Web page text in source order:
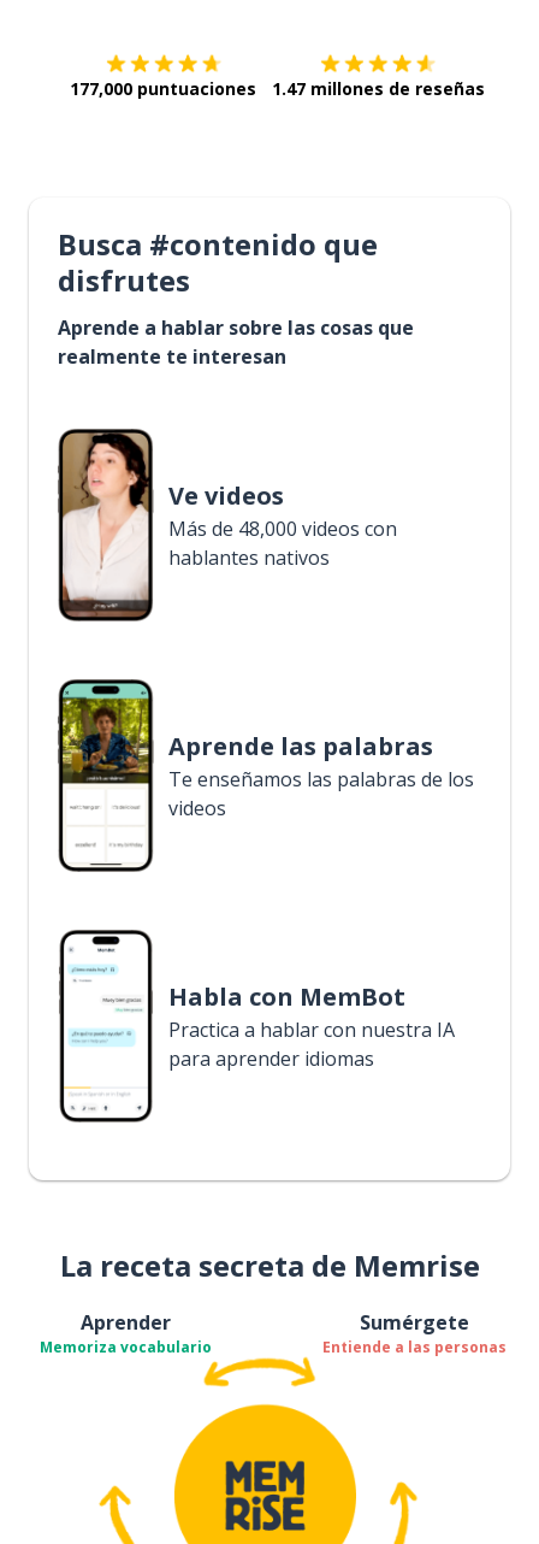
177,000 puntuaciones 1.47 millones de reseñas
Busca #contenido que
disfrutes
Aprende a hablar sobre las cosas que
realmente te interesan
Ve videos
Más de 48,000 videos con
hablantes nativos
Aprende las palabras
Te enseñamos las palabras de los
videos
Habla con MemBot
Practica a hablar con nuestra IA
para aprender idiomas
La receta secreta de Memrise
Aprender
Memoriza vocabulario
Sumérgete
Entiende a las personas